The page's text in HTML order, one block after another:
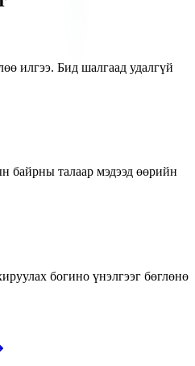
илгээ. Бид шалгаад удалгүй
байрны талаар мэдээд өөрийн
богино үнэлгээг бөглөнө